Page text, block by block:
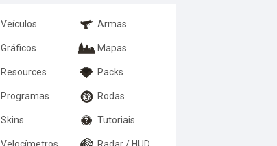
Veículos Armas
Gráficos Mapas
Resources Packs
Programas Rodas
Skins Tutoriais